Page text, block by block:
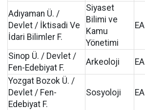
Adıyaman Ü. /
Devlet / İktisadi Ve
İdari Bilimler F.
Siyaset
Bilimi ve
Kamu
Yönetimi
EA
Sinop Ü. / Devlet /
Fen-Edebiyat F.
Arkeoloji EA
Yozgat Bozok Ü. /
Devlet / Fen-
Edebiyat F.
Sosyoloji EA